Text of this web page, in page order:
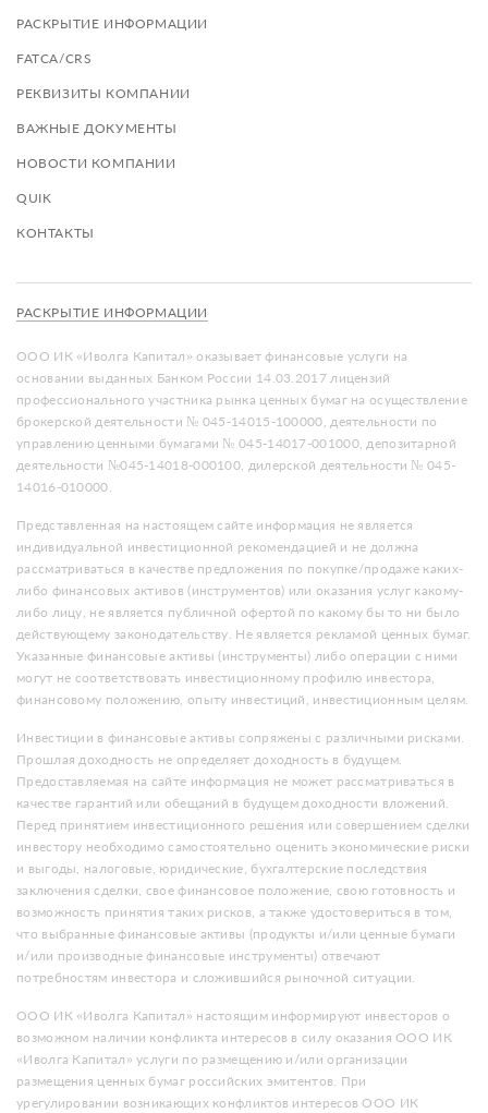
РАСКРЫТИЕ ИНФОРМАЦИИ
FATCA/CRS
РЕКВИЗИТЫ КОМПАНИИ
ВАЖНЫЕ ДОКУМЕНТЫ
НОВОСТИ КОМПАНИИ
QUIK
КОНТАКТЫ
РАСКРЫТИЕ ИНФОРМАЦИИ
ООО ИК «Иволга Капитал» оказывает финансовые услуги на
основании выданных Банком России 14.03.2017 лицензий
профессионального участника рынка ценных бумаг на осуществление
брокерской деятельности № 045-14015-100000, деятельности по
управлению ценными бумагами № 045-14017-001000, депозитарной
деятельности №045-14018-000100, дилерской деятельности № 045-
14016-010000.
Представленная на настоящем сайте информация не является
индивидуальной инвестиционной рекомендацией и не должна
рассматриваться в качестве предложения по покупке/продаже каких-
либо финансовых активов (инструментов) или оказания услуг какому-
либо лицу, не является публичной офертой по какому бы то ни было
действующему законодательству. Не является рекламой ценных бумаг.
Указанные финансовые активы (инструменты) либо операции с ними
могут не соответствовать инвестиционному профилю инвестора,
финансовому положению, опыту инвестиций, инвестиционным целям.
Инвестиции в финансовые активы сопряжены с различными рисками.
Прошлая доходность не определяет доходность в будущем.
Предоставляемая на сайте информация не может рассматриваться в
качестве гарантий или обещаний в будущем доходности вложений.
Перед принятием инвестиционного решения или совершением сделки
инвестору необходимо самостоятельно оценить экономические риски
и выгоды, налоговые, юридические, бухгалтерские последствия
заключения сделки, свое финансовое положение, свою готовность и
возможность принятия таких рисков, а также удостовериться в том,
что выбранные финансовые активы (продукты и/или ценные бумаги
и/или производные финансовые инструменты) отвечают
потребностям инвестора и сложившийся рыночной ситуации.
ООО ИК «Иволга Капитал» настоящим информируют инвесторов о
возможном наличии конфликта интересов в силу оказания ООО ИК
«Иволга Капитал» услуги по размещению и/или организации
размещения ценных бумаг российских эмитентов. При
урегулировании возникающих конфликтов интересов ООО ИК